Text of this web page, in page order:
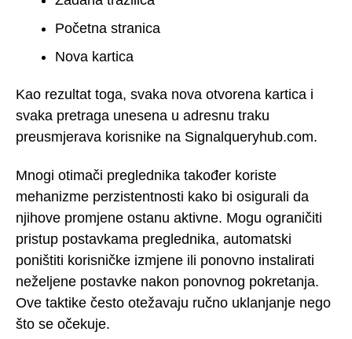
Početna stranica
Nova kartica
Kao rezultat toga, svaka nova otvorena kartica i
svaka pretraga unesena u adresnu traku
preusmjerava korisnike na Signalqueryhub.com.
Mnogi otimači preglednika također koriste
mehanizme perzistentnosti kako bi osigurali da
njihove promjene ostanu aktivne. Mogu ograničiti
pristup postavkama preglednika, automatski
poništiti korisničke izmjene ili ponovno instalirati
neželjene postavke nakon ponovnog pokretanja.
Ove taktike često otežavaju ručno uklanjanje nego
što se očekuje.